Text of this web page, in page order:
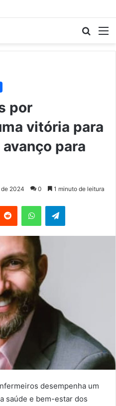
por
vitória para
para
de 2024 0 1 minuto de leitura
Reddit WhatsAppTelegram
desempenha um
saúde e bem-estar dos